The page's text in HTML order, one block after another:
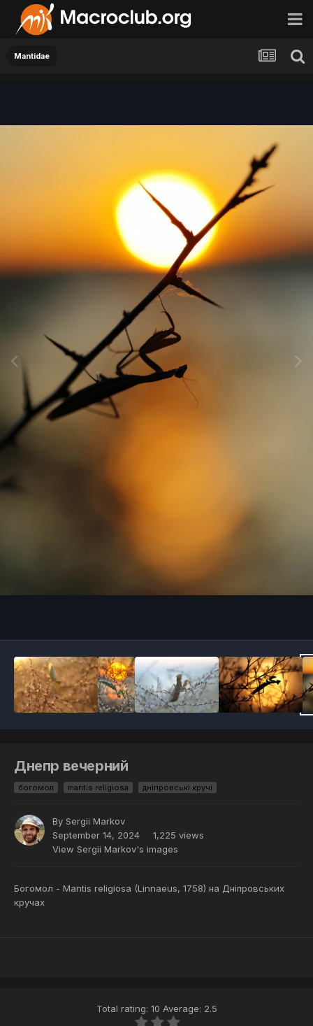
Mantidae
Днепр вечерний
богомол mantis religiosa дніпровські кручі
By Sergii Markov
September 14, 2024
1,225 views
View Sergii Markov's images
Богомол - Mantis religiosa (Linnaeus, 1758) на Дніпровських
кручах
Total rating: 10 Average: 2.5